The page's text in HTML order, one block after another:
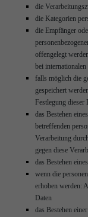
die
die Kategorien
die Empfänger
offengelegt
bei
falls möglich die
gespeichert
Festlegung dieser
das Bestehen
betreffenden
Verarbeitung
gegen diese
das Bestehen
wenn die
erhoben werden:
Daten
das Bestehen